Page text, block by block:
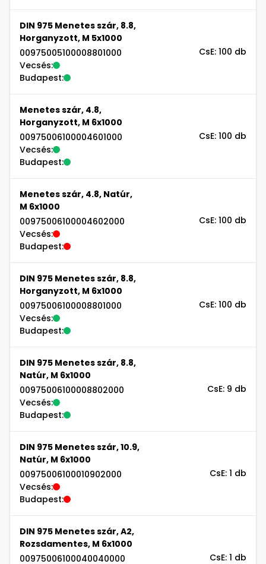
DIN 975 Menetes szár, 8.8,
Horganyzott, M 5x1000
00975005100008801000
Vecsés:
Budapest:
CsE: 100 db
Menetes szár, 4.8,
Horganyzott, M 6x1000
00975006100004601000
Vecsés:
Budapest:
CsE: 100 db
Menetes szár, 4.8, Natúr,
M 6x1000
00975006100004602000
Vecsés:
Budapest:
CsE: 100 db
DIN 975 Menetes szár, 8.8,
Horganyzott, M 6x1000
00975006100008801000
Vecsés:
Budapest:
CsE: 100 db
DIN 975 Menetes szár, 8.8,
Natúr, M 6x1000
00975006100008802000
Vecsés:
Budapest:
CsE: 9 db
DIN 975 Menetes szár, 10.9,
Natúr, M 6x1000
00975006100010902000
Vecsés:
Budapest:
CsE: 1 db
DIN 975 Menetes szár, A2,
Rozsdamentes, M 6x1000
00975006100040040000
CsE: 1 db